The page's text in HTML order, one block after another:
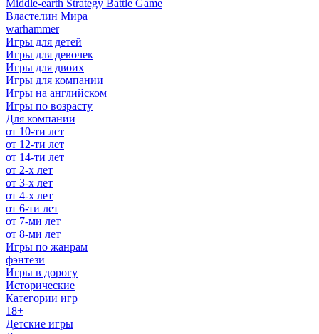
Middle-earth Strategy Battle Game
Властелин Мира
warhammer
Игры для детей
Игры для девочек
Игры для двоих
Игры для компании
Игры на английском
Игры по возрасту
Для компании
от 10-ти лет
от 12-ти лет
от 14-ти лет
от 2-х лет
от 3-х лет
от 4-х лет
от 6-ти лет
от 7-ми лет
от 8-ми лет
Игры по жанрам
фэнтези
Игры в дорогу
Исторические
Категории игр
18+
Детские игры